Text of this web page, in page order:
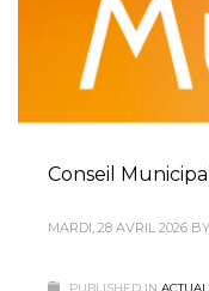
Conseil
MARDI, 28 AVRIL 2026 BY